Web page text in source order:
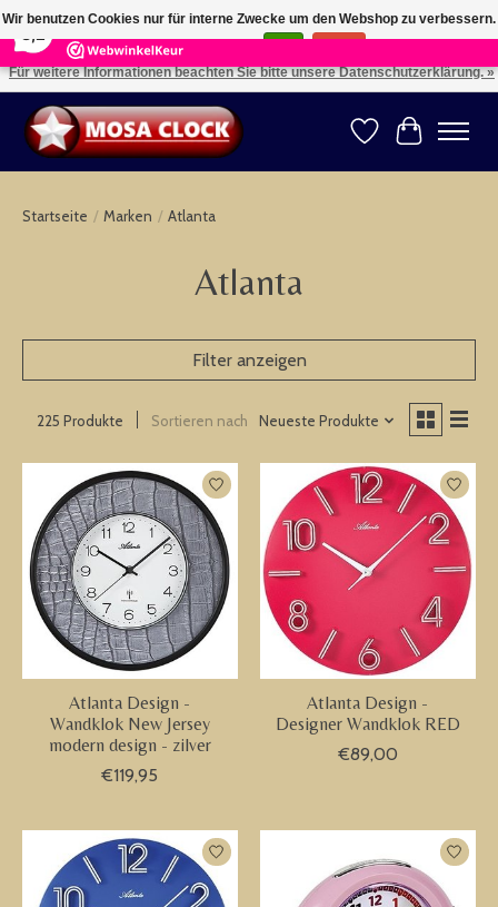
164 Reviews ×
Kies uw taal: NL -- Wählen Sie ihre Sprache: DE -- Choose your language: EN ⇓ ⇒
Wunschzettel
Ihr
Startseite / Marken / Atlanta
Atlanta
Filter anzeigen
225 Produkte Sortieren nach Neueste Produkte
Atlanta Design -
Wandklok New Jersey
modern design - zilver
€119,95
Atlanta Design -
Designer Wandklok RED
€89,00
Wir benutzen Cookies nur für interne Zwecke um den Webshop zu verbessern.
Ist das in Ordnung?
Für weitere Informationen beachten Sie bitte unsere Datenschutzerklärung. »